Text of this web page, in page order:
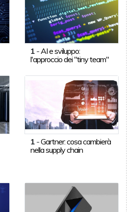
1 - AI e sviluppo:
l'approccio dei "tiny team"
1 -Gartner: cosa cambierà
nella supply chain